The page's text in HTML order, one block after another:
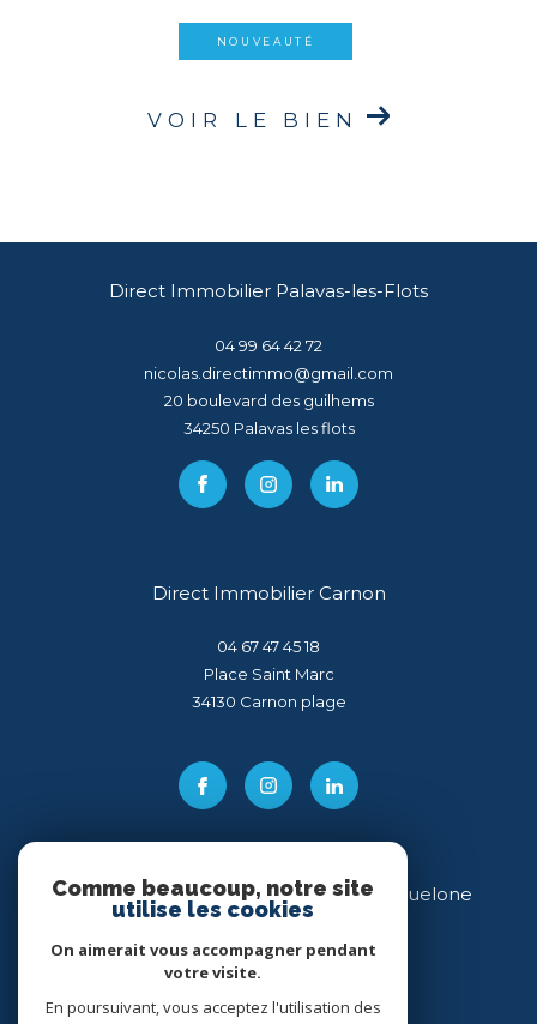
NOUVEAUTÉ
VOIR LE BIEN
Direct Immobilier Palavas-les-Flots
04 99 64 42 72
nicolas.directimmo@gmail.com
20 boulevard des guilhems
34250
palavas les flots
Direct Immobilier Carnon
04 67 47 45 18
Place Saint Marc
34130
carnon plage
Direct Immobilier Villeneuve-lès-Maguelone
04 99 54 11 43
34 place des Héros
34750
villeneuve-lès-maguelone
Comme beaucoup, notre site
utilise les cookies
On aimerait vous accompagner pendant
votre visite.
En poursuivant, vous acceptez l'utilisation des